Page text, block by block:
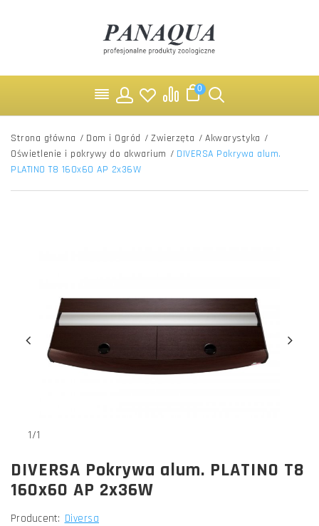
0
Strona główna / Dom i Ogród / Zwierzęta / Akwarystyka /
Oświetlenie i pokrywy do akwarium / DIVERSA Pokrywa alum.
PLATINO T8 160x60 AP 2x36W
1/1
DIVERSA Pokrywa alum. PLATINO T8
160x60 AP 2x36W
Producent: Diversa